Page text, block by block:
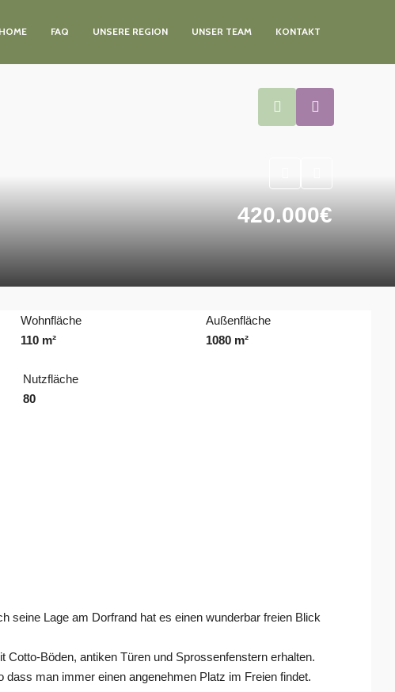
HOME FAQ UNSERE REGION UNSER TEAM KONTAKT
420.000€
Wohnfläche
110 m²
Außenfläche
1080 m²
Nutzfläche
80
seine Lage am Dorfrand hat es einen wunderbar freien Blick
Cotto-Böden, antiken Türen und Sprossenfenstern erhalten.
man immer einen angenehmen Platz im Freien findet.